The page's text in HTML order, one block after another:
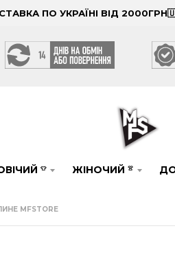
ПО УКРАЇНІ ВІД
👕 ЖІНОЧИЙ 👚
MFSTORE